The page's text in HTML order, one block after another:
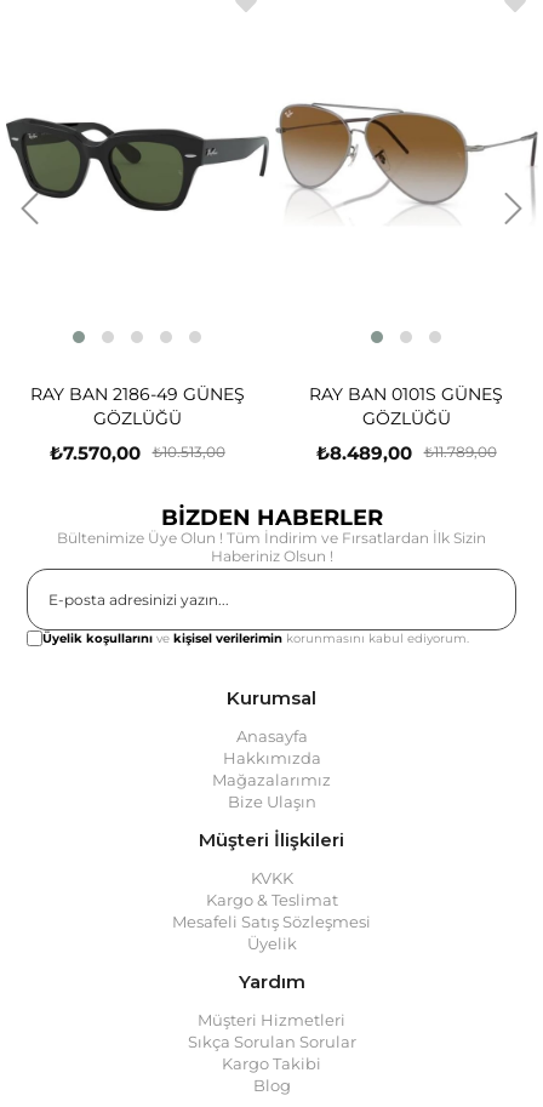
RAY BAN 2186-49 GÜNEŞ
GÖZLÜĞÜ
₺7.570,00 ₺10.513,00
RAY BAN 0101S GÜNEŞ
GÖZLÜĞÜ
₺8.489,00 ₺11.789,00
BİZDEN HABERLER
Bültenimize Üye Olun ! Tüm İndirim ve Fırsatlardan İlk Sizin
Haberiniz Olsun !
Üyelik koşullarını vekişisel verilerimin korunmasını kabul ediyorum.
Kurumsal
Anasayfa
Hakkımızda
Mağazalarımız
Bize Ulaşın
Müşteri İlişkileri
KVKK
Kargo & Teslimat
Mesafeli Satış Sözleşmesi
Üyelik
Yardım
Müşteri Hizmetleri
Sıkça Sorulan Sorular
Kargo Takibi
Blog